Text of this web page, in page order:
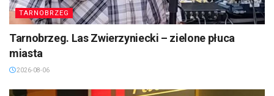
TARNOBRZEG
Tarnobrzeg. Las Zwierzyniecki – zielone płuca
miasta
2026-08-06